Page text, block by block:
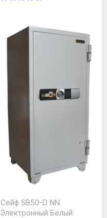
Сейф SB50-D NN
Электронный Белый